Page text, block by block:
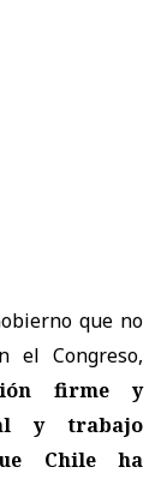
que no
el Congreso,
firme y
y trabajo
Chile ha